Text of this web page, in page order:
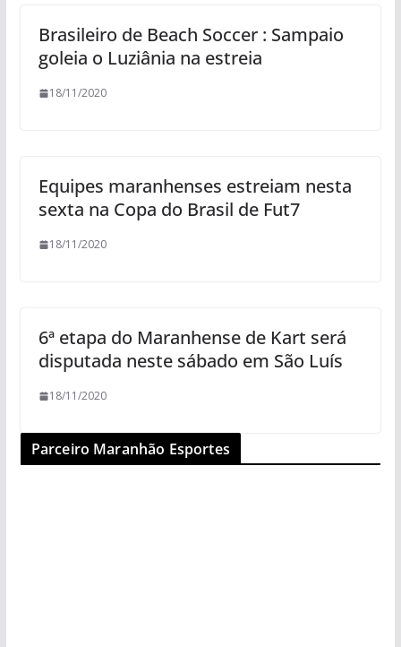
Brasileiro de Beach Soccer : Sampaio
goleia o Luziânia na estreia
18/11/2020
Equipes maranhenses estreiam nesta
sexta na Copa do Brasil de Fut7
18/11/2020
6ª etapa do Maranhense de Kart será
disputada neste sábado em São Luís
18/11/2020
Parceiro Maranhão Esportes